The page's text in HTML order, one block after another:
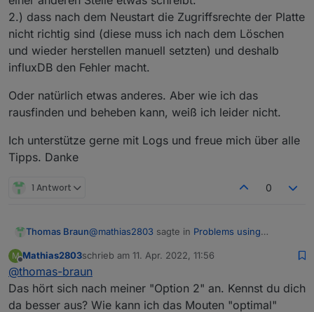
2.) dass nach dem Neustart die Zugriffsrechte der Platte
nicht richtig sind (diese muss ich nach dem Löschen
und wieder herstellen manuell setzten) und deshalb
influxDB den Fehler macht.
Oder natürlich etwas anderes. Aber wie ich das
rausfinden und beheben kann, weiß ich leider nicht.
Ich unterstütze gerne mit Logs und freue mich über alle
Tipps. Danke
1 Antwort 0
Thomas Braun@mathias2803 sagte in Problems using
Das sind zu wenig Optionen.
M
Offline
Mathias2803schrieb am 11. Apr. 2022, 11:56
zuletzt editiert von
@thomas-braun
Das hört sich nach meiner "Option 2" an. Kennst du dich
da besser aus? Wie kann ich das Mouten "optimal"